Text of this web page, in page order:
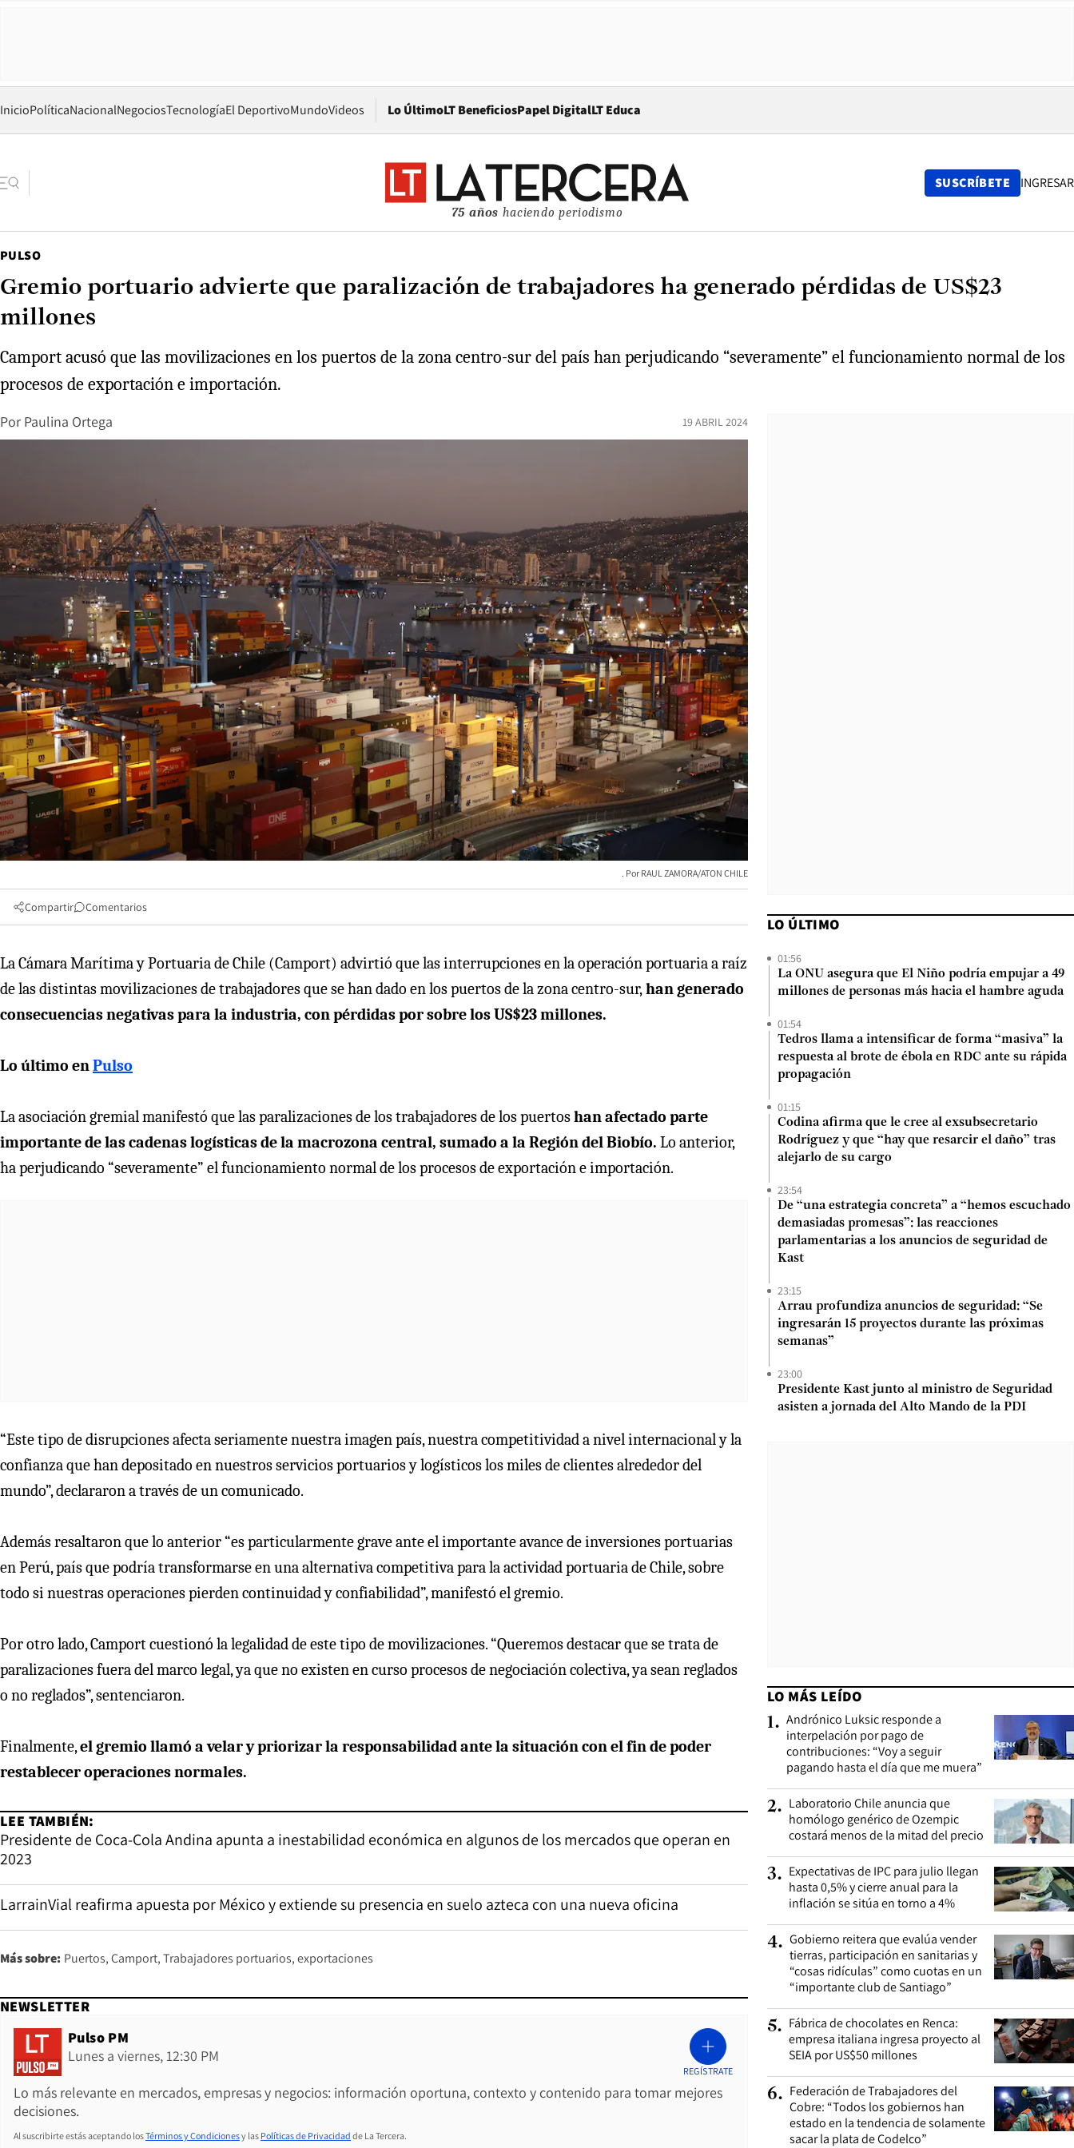
InicioPolíticaNacionalNegociosTecnologíaEl DeportivoMundoVideos Lo ÚltimoLT BeneficiosPapel DigitalOpens in new window
LT Educa
75 años haciendo periodismo
SUSCRÍBETE INGRESAR
PULSO
Gremio portuario advierte que paralización de trabajadores ha generado pérdidas de US$23
millones
Camport acusó que las movilizaciones en los puertos de la zona centro-sur del país han perjudicando “severamente” el funcionamiento normal de los
procesos de exportación e importación.
Por Paulina Ortega 19 ABRIL 2024
RAUL ZAMORA/ATON CHILE
Compartir Comentarios
La Cámara Marítima y Portuaria de Chile (Camport) advirtió que las interrupciones en la operación portuaria a raíz
de las distintas movilizaciones de trabajadores que se han dado en los puertos de la zona centro-sur,han generado
consecuencias negativas para la industria, con pérdidas por sobre los US$23 millones.
Lo último enPulso
La asociación gremial manifestó que las paralizaciones de los trabajadores de los puertoshan afectado parte
importante de las cadenas logísticas de la macrozona central, sumado a la Región del Biobío. Lo anterior,
ha perjudicando “severamente” el funcionamiento normal de los procesos de exportación e importación.
“Este tipo de disrupciones afecta seriamente nuestra imagen país, nuestra competitividad a nivel internacional y la
confianza que han depositado en nuestros servicios portuarios y logísticos los miles de clientes alrededor del
mundo”, declararon a través de un comunicado.
Además resaltaron que lo anterior “es particularmente grave ante el importante avance de inversiones portuarias
en Perú, país que podría transformarse en una alternativa competitiva para la actividad portuaria de Chile, sobre
todo si nuestras operaciones pierden continuidad y confiabilidad”, manifestó el gremio.
Por otro lado, Camport cuestionó la legalidad de este tipo de movilizaciones. “Queremos destacar que se trata de
paralizaciones fuera del marco legal, ya que no existen en curso procesos de negociación colectiva, ya sean reglados
o no reglados”, sentenciaron.
Finalmente,el gremio llamó a velar y priorizar la responsabilidad ante la situación con el fin de poder
restablecer operaciones normales.
LEE TAMBIÉN:
Presidente de Coca-Cola Andina apunta a inestabilidad económica en algunos de los mercados que operan en
2023
LarrainVial reafirma apuesta por México y extiende su presencia en suelo azteca con una nueva oficina
Más sobre: Puertos Camport Trabajadores portuarios exportaciones
NEWSLETTER
Pulso PM
Lunes a viernes, 12:30 PM
Lo más relevante en mercados, empresas y negocios: información oportuna, contexto y contenido para tomar mejores
decisiones.
REGÍSTRATE
Al suscribirte estás aceptando losTérminos y Condicionesy las Políticas de Privacidad de La Tercera.
LO ÚLTIMO
01:56
La ONU asegura que El Niño podría empujar a 49
millones de personas más hacia el hambre aguda
01:54
Tedros llama a intensificar de forma “masiva” la
respuesta al brote de ébola en RDC ante su rápida
propagación
01:15
Codina afirma que le cree al exsubsecretario
Rodríguez y que “hay que resarcir el daño” tras
alejarlo de su cargo
23:54
De “una estrategia concreta” a “hemos escuchado
demasiadas promesas”: las reacciones
parlamentarias a los anuncios de seguridad de
Kast
23:15
Arrau profundiza anuncios de seguridad: “Se
ingresarán 15 proyectos durante las próximas
semanas”
23:00
Presidente Kast junto al ministro de Seguridad
asisten a jornada del Alto Mando de la PDI
LO MÁS LEÍDO
1. Andrónico Luksic responde a
interpelación por pago de
contribuciones: “Voy a seguir
pagando hasta el día que me muera”
2. Laboratorio Chile anuncia que
homólogo genérico de Ozempic
costará menos de la mitad del precio
3. Expectativas de IPC para julio llegan
hasta 0,5% y cierre anual para la
inflación se sitúa en torno a 4%
4. Gobierno reitera que evalúa vender
tierras, participación en sanitarias y
“cosas ridículas” como cuotas en un
“importante club de Santiago”
5. Fábrica de chocolates en Renca:
empresa italiana ingresa proyecto al
SEIA por US$50 millones
6. Federación de Trabajadores del
Cobre: “Todos los gobiernos han
estado en la tendencia de solamente
sacar la plata de Codelco”